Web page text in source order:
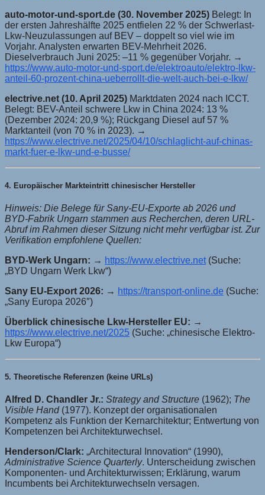
auto-motor-und-sport.de (30. November 2025) Belegt: In
der ersten Jahreshälfte 2025 entfielen 22 % der Schwerlast-
Lkw-Neuzulassungen auf BEV – doppelt so viel wie im
Vorjahr. Analysten erwarten BEV-Mehrheit 2026.
Dieselverbrauch Juni 2025: –11 % gegenüber Vorjahr. →
https://www.auto-motor-und-sport.de/elektroauto/elektro-lkw-
anteil-60-prozent-china-ueberrollt-die-welt-auch-bei-e-lkw/
electrive.net (10. April 2025) Marktdaten 2024 nach ICCT.
Belegt: BEV-Anteil schwere Lkw in China 2024: 13 %
(Dezember 2024: 20,9 %); Rückgang Diesel auf 57 %
Marktanteil (von 70 % in 2023). →
https://www.electrive.net/2025/04/10/schlaglicht-auf-chinas-
markt-fuer-e-lkw-und-e-busse/
4. Europäischer Markteintritt chinesischer Hersteller
Hinweis: Die Belege für Sany-EU-Exporte ab 2026 und
BYD-Fabrik Ungarn stammen aus Recherchen, deren URL-
Abruf im Rahmen dieser Sitzung nicht mehr verfügbar ist. Zur
Verifikation empfohlene Quellen:
BYD-Werk Ungarn: → https://www.electrive.net(Suche:
„BYD Ungarn Werk Lkw“)
Sany EU-Export 2026: → https://transport-online.de (Suche:
„Sany Europa 2026″)
Überblick chinesische Lkw-Hersteller EU: →
https://www.electrive.net/2025 (Suche: „chinesische Elektro-
Lkw Europa“)
5. Theoretische Referenzen (keine URLs)
Alfred D. Chandler Jr.: Strategy and Structure (1962); The
Visible Hand(1977). Konzept der organisationalen
Kompetenz als Funktion der Kernarchitektur; Entwertung von
Kompetenzen bei Architekturwechsel.
Henderson/Clark: „Architectural Innovation“ (1990),
Administrative Science Quarterly. Unterscheidung zwischen
Komponenten- und Architekturwissen; Erklärung, warum
Incumbents bei Architekturwechseln versagen.